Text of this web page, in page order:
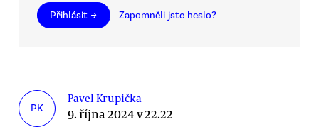
Přihlásit → Zapomněli jste heslo?
PK
Pavel Krupička
9. října 2024 v 22.22